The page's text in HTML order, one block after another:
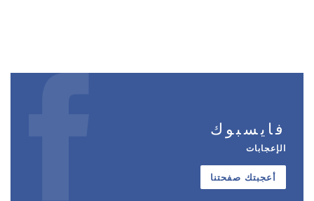
فايسبوك
الإعجابات
أعجبتك صفحتنا